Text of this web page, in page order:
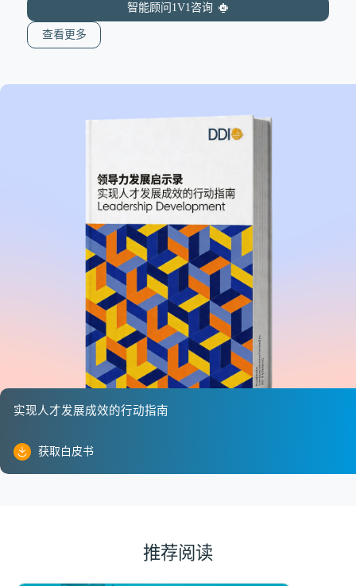
智能顾问1V1咨询
查看更多
实现人才发展成效的行动指南
获取白皮书
推荐阅读